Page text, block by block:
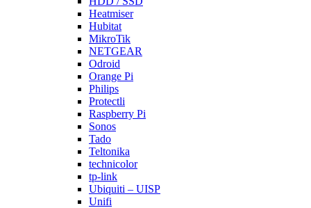
Heatmiser
Hubitat
MikroTik
NETGEAR
Odroid
Orange Pi
Philips
Protectli
Raspberry Pi
Sonos
Tado
Teltonika
technicolor
tp-link
Ubiquiti – UISP
Unifi